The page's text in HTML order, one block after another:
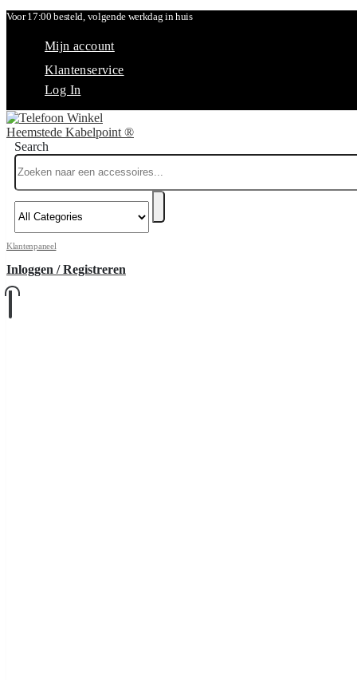
Voor 17:00 besteld, volgende werkdag in huis
Mijn account
Klantenservice
Log In
Search
Klantenpaneel
Inloggen / Registreren